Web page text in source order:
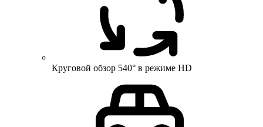
Круговой обзор 540° в режиме HD